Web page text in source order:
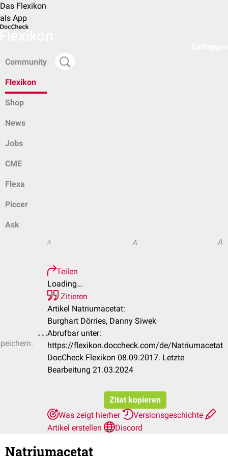
Das Flexikon
als App
Community
Flexikon
Shop
News
Jobs
CME
Flexa
Piccer
Ask
A A A
Teilen
Loading...
Zitieren
Artikel Natriumacetat:
Burghart Dörries, Danny Siwek
Abrufbar unter:
https://flexikon.doccheck.com/de/Natriumacetat
DocCheck Flexikon 08.09.2017. Letzte
Bearbeitung 21.03.2024
Zitat kopieren
Was zeigt hierher
Versionsgeschichte
Artikel erstellen
Discord
Natriumacetat